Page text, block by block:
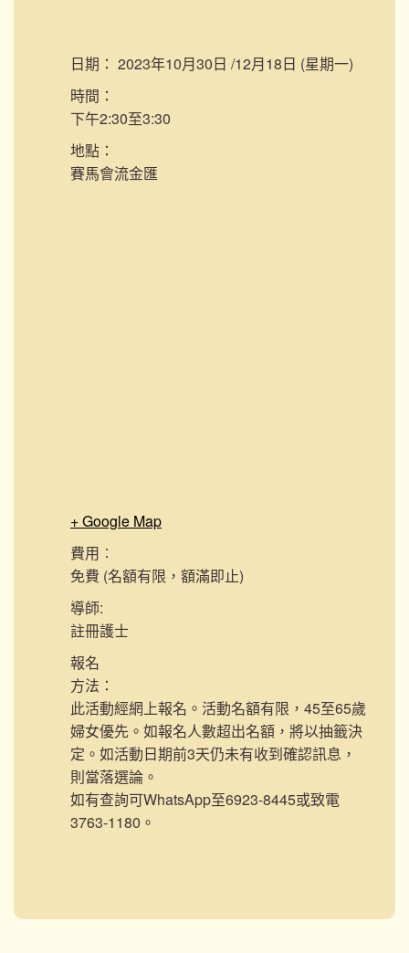
日期： 2023年10月30日 /12月18日 (星期一)
時間：
下午2:30至3:30
地點：
賽馬會流金匯
+ Google Map
費用︰
免費 (名額有限，額滿即止)
導師:
註冊護士
報名
方法：
此活動經網上報名。活動名額有限，45至65歲
婦女優先。如報名人數超出名額，將以抽籤決
定。如活動日期前3天仍未有收到確認訊息，
則當落選論。
如有查詢可WhatsApp至6923-8445或致電
3763-1180。